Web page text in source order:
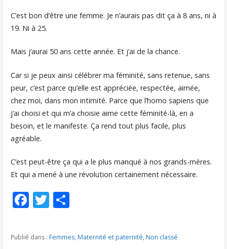
C’est bon d’être une femme. Je n’aurais pas dit ça à 8 ans, ni à
19. Ni à 25.
Mais j’aurai 50 ans cette année. Et j’ai de la chance.
Car si je peux ainsi célébrer ma féminité, sans retenue, sans
peur, c’est parce qu’elle est appréciée, respectée, aimée,
chez moi, dans mon intimité. Parce que l’homo sapiens que
j’ai choisi et qui m’a choisie aime cette féminité-là, en a
besoin, et le manifeste. Ça rend tout plus facile, plus
agréable.
C’est peut-être ça qui a le plus manqué à nos grands-mères.
Et qui a mené à une révolution certainement nécessaire.
F
e
T
itt
P
ta
Publié dans : Femmes, Maternité et paternité, Non classé